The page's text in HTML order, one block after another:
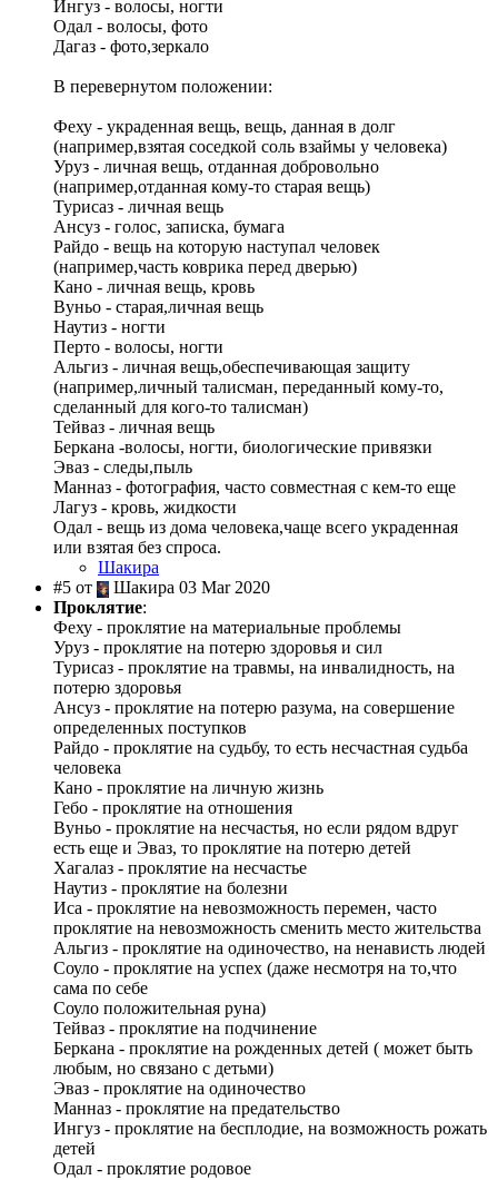
Ингуз - волосы, ногти
Одал - волосы, фото
Дагаз - фото,зеркало
В перевернутом положении:
Феху - украденная вещь, вещь, данная в долг
(например,взятая соседкой соль взаймы у человека)
Уруз - личная вещь, отданная добровольно
(например,отданная кому-то старая вещь)
Турисаз - личная вещь
Ансуз - голос, записка, бумага
Райдо - вещь на которую наступал человек
(например,часть коврика перед дверью)
Кано - личная вещь, кровь
Вуньо - старая,личная вещь
Наутиз - ногти
Перто - волосы, ногти
Альгиз - личная вещь,обеспечивающая защиту
(например,личный талисман, переданный кому-то,
сделанный для кого-то талисман)
Тейваз - личная вещь
Беркана -волосы, ногти, биологические привязки
Эваз - следы,пыль
Манназ - фотография, часто совместная с кем-то еще
Лагуз - кровь, жидкости
Одал - вещь из дома человека,чаще всего украденная
или взятая без спроса.
Шакира
#5 от
Шакира 03 Mar 2020
Проклятие:
Феху - проклятие на материальные проблемы
Уруз - проклятие на потерю здоровья и сил
Турисаз - проклятие на травмы, на инвалидность, на
потерю здоровья
Ансуз - проклятие на потерю разума, на совершение
определенных поступков
Райдо - проклятие на судьбу, то есть несчастная судьба
человека
Кано - проклятие на личную жизнь
Гебо - проклятие на отношения
Вуньо - проклятие на несчастья, но если рядом вдруг
есть еще и Эваз, то проклятие на потерю детей
Хагалаз - проклятие на несчастье
Наутиз - проклятие на болезни
Иса - проклятие на невозможность перемен, часто
проклятие на невозможность сменить место жительства
Альгиз - проклятие на одиночество, на ненависть людей
Соуло - проклятие на успех (даже несмотря на то,что
сама по себе
Соуло положительная руна)
Тейваз - проклятие на подчинение
Беркана - проклятие на рожденных детей ( может быть
любым, но связано с детьми)
Эваз - проклятие на одиночество
Манназ - проклятие на предательство
Ингуз - проклятие на бесплодие, на возможность рожать
детей
Одал - проклятие родовое